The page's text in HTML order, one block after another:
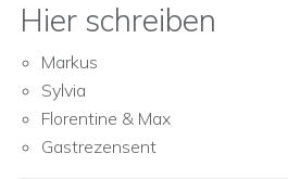
Hier schreiben
Markus
Sylvia
Florentine & Max
Gastrezensent